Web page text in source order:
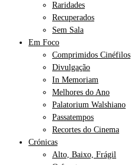
Raridades
Recuperados
Sem Sala
Em Foco
Comprimidos Cinéfilos
Divulgação
In Memoriam
Melhores do Ano
Palatorium Walshiano
Passatempos
Recortes do Cinema
Crónicas
Alto, Baixo, Frágil